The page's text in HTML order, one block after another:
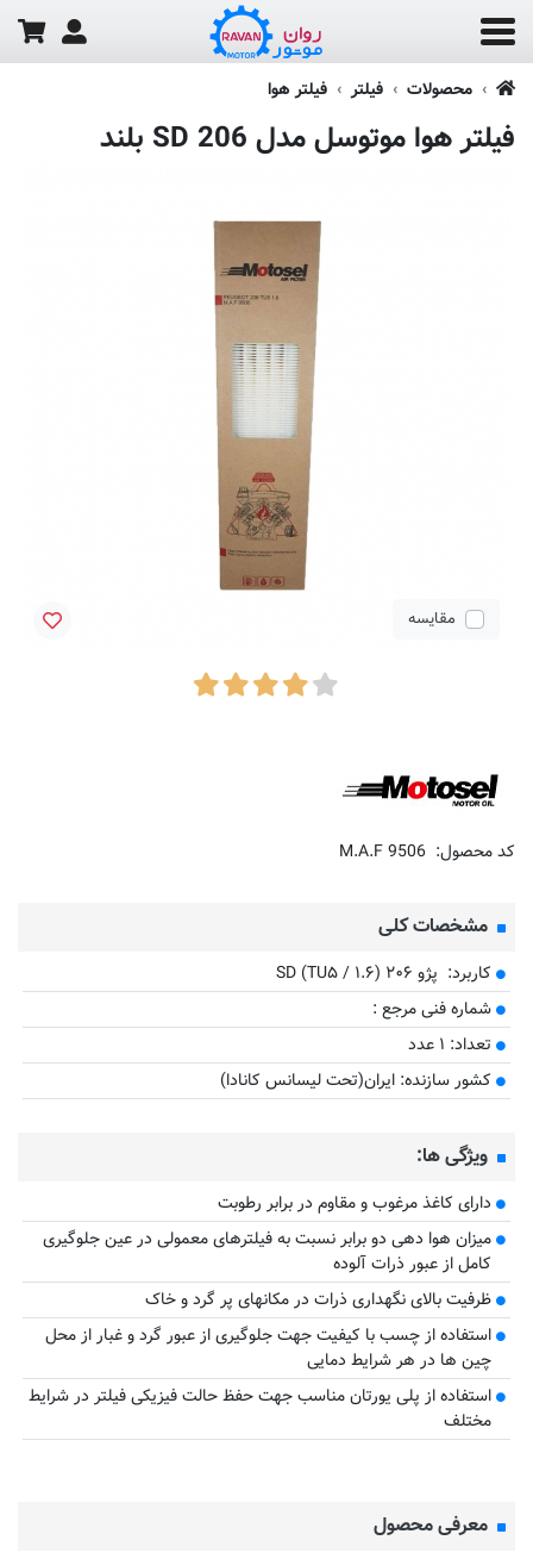
محصولات فیلتر فیلتر هوا
فیلتر هوا موتوسل مدل 206 SD بلند
مقایسه
کد محصول: M.A.F 9506
مشخصات کلی
کاربرد: پژو ۲۰۶ SD (TU۵ / ۱.۶)
​شماره فنی مرجع :
تعداد: ۱ عدد
کشور سازنده: ایران(تحت لیسانس کانادا)
ویژگی ها:
دارای کاغذ مرغوب و مقاوم در برابر رطوبت
میزان هوا دهی دو برابر نسبت به فیلترهای معمولی در عین جلوگیری
کامل از عبور ذرات آلوده
ظرفیت بالای نگهداری ذرات در مکانهای پر گرد و خاک
استفاده از چسب با کیفیت جهت جلوگیری از عبور گرد و غبار از محل
چین ها در هر شرایط دمایی
استفاده از پلی یورتان مناسب جهت حفظ حالت فیزیکی فیلتر در شرایط
مختلف
معرفی محصول